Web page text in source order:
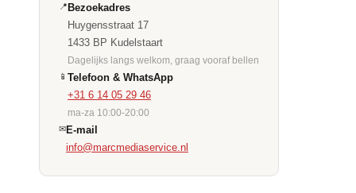
📍Bezoekadres
Huygensstraat 17
1433 BP Kudelstaart
Dagelijks langs welkom, graag vooraf bellen
📱 Telefoon & WhatsApp
+31 6 14 05 29 46
ma-za 10:00-20:00
✉E-mail
info@marcmediaservice.nl